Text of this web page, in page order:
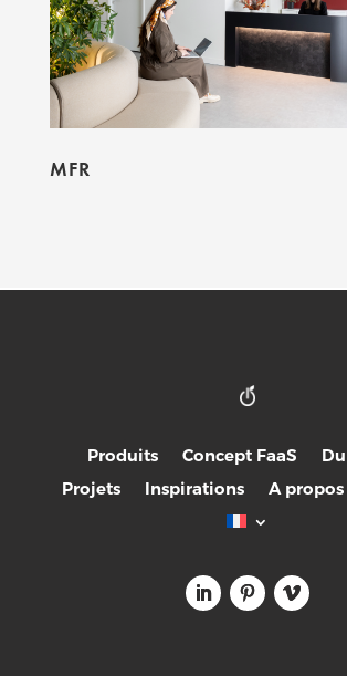
MFR
Produits Concept FaaS
Projets
Inspirations A propos